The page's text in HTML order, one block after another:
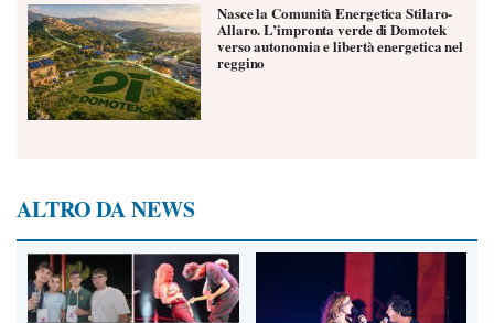
Nasce la Comunità Energetica Stilaro-
Allaro. L’impronta verde di Domotek
verso autonomia e libertà energetica nel
reggino
ALTRO DA NEWS